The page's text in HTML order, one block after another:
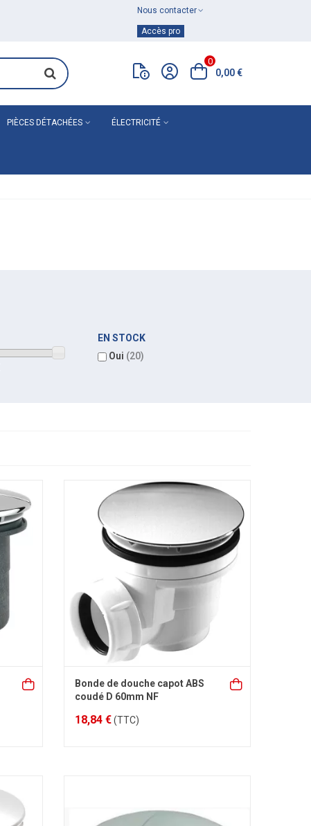
Nous contacter
Accès pro
0
0,00 €
PIÈCES DÉTACHÉES ÉLECTRICITÉ
EN STOCK
Oui (20)
Bonde de douche capot ABS
coudé D 60mm NF
18,84 €(TTC)